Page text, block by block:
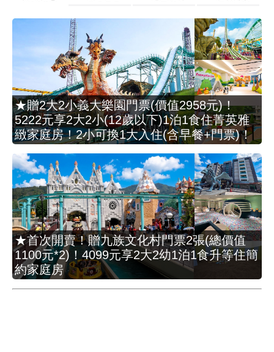
★贈2大2小義大樂園門票(價值2958元)！
5222元享2大2小(12歲以下)1泊1食住菁英雅
緻家庭房！2小可換1大入住(含早餐+門票)！
★首次開賣！贈九族文化村門票2張(總價值
1100元*2)！4099元享2大2幼1泊1食升等住簡
約家庭房